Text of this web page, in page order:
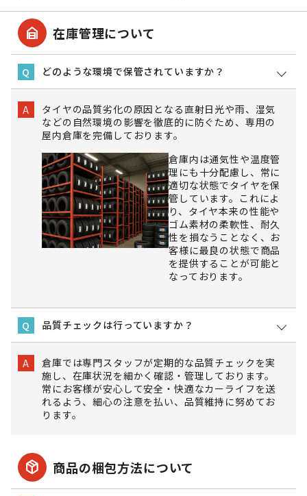
garage_home 在庫管理について
Q どのような環境で保管されていますか？
A
タイヤの品質劣化の原因となる直射日光や雨、湿気
などの自然環境の影響を徹底的に防ぐため、専用の
屋内倉庫を完備しております。
倉庫内は通気性や温度管
理にも十分配慮し、常に
適切な状態でタイヤを保
管しています。これによ
り、タイヤ本来の性能や
ゴム素材の柔軟性、耐久
性を損なうことなく、お
客様に最良の状態で商品
を提供することが可能と
なっております。
Q 品質チェックは行っていますか？
A
倉庫では専門スタッフが定期的な品質チェックを実
施し、在庫状況を細かく確認・管理しております。
常にお客様が安心して安全・快適なカーライフを送
れるよう、細心の注意を払い、品質維持に努めてお
ります。
package_2 商品の梱包方法について